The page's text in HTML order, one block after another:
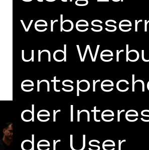
und
der
der User